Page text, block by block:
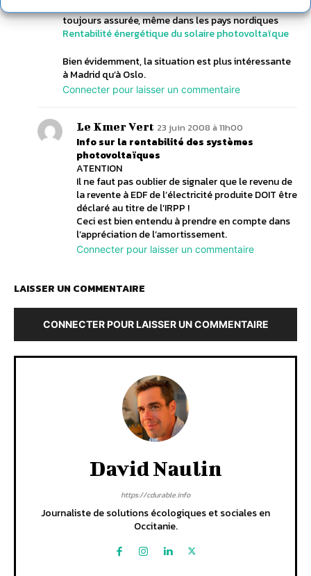
toujours assurée, même dans les pays nordiques
Rentabilité énergétique du solaire photovoltaïque
Bien évidemment, la situation est plus intéressante
à Madrid qu’à Oslo.
Connecter pour laisser un commentaire
Le Kmer Vert 23 juin 2008 à 11h00
Info sur la rentabilité des systèmes
photovoltaïques
ATENTION
Il ne faut pas oublier de signaler que le revenu de
la revente à EDF de l’électricité produite DOIT être
déclaré au titre de l’IRPP !
Ceci est bien entendu à prendre en compte dans
l’appréciation de l’amortissement.
Connecter pour laisser un commentaire
LAISSER UN COMMENTAIRE
CONNECTER POUR LAISSER UN COMMENTAIRE
David Naulin
https://cdurable.info
Journaliste de solutions écologiques et sociales en
Occitanie.